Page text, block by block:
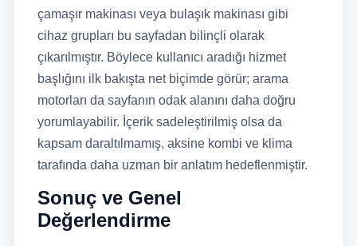
çamaşır makinası veya bulaşık makinası gibi
cihaz grupları bu sayfadan bilinçli olarak
çıkarılmıştır. Böylece kullanıcı aradığı hizmet
başlığını ilk bakışta net biçimde görür; arama
motorları da sayfanın odak alanını daha doğru
yorumlayabilir. İçerik sadeleştirilmiş olsa da
kapsam daraltılmamış, aksine kombi ve klima
tarafında daha uzman bir anlatım hedeflenmiştir.
Sonuç ve Genel
Değerlendirme